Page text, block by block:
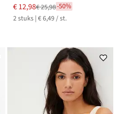
Nu
voor
€ 12,98
Van
€ 25,98
€ 25,98-50%
2 stuks | € 6,49 / st.